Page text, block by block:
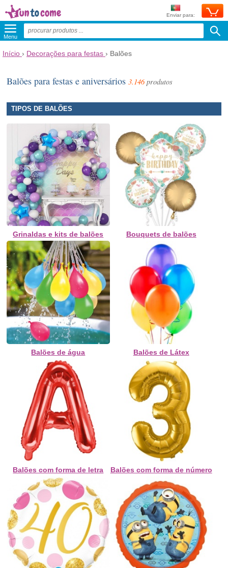
Enviar para:
Menu
Início › Decorações para festas › Balões
Balões para festas e aniversários3.146produtos
TIPOS DE BALÕES
Grinaldas e kits de balões Bouquets de balões
Balões de água Balões de Látex
Balões com forma de letra Balões com forma de número